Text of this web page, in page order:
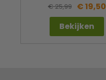
€ 25,99
€ 19,50
Bekijken